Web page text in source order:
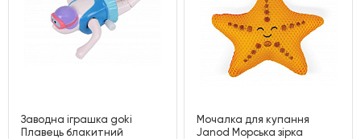
Заводна іграшка goki
Плавець блакитний
Мочалка для купання
Janod Морська зірка